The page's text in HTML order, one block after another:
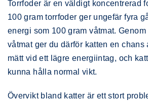
Torrfoder är en väldigt koncentrerad
100 gram torrfoder ger ungefär fyra
energi som 100 gram våtmat. Genom
våtmat ger du därför katten en chans
mätt vid ett lägre energiintag, och
kunna hålla normal vikt.
Övervikt bland katter är ett stort